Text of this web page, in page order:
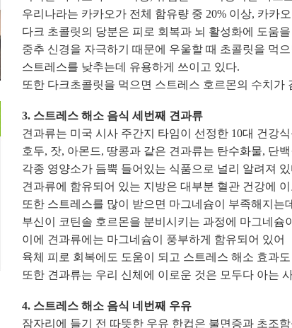
우리나라는 카카오가 전체 함유량 중 20% 이상, 카카
다크 초콜릿의 당분은 피로 회복과 뇌 활성화에 도움을
중추 신경을 자극하기 때문에 우울할 때 초콜릿을 먹으
스트레스를 낮추는데 유용하게 쓰이고 있다.
또한 다크초콜릿을 먹으면 스트레스 호르몬의 수치가
3. 스트레스 해소 음식 세번째 견과류
견과류는 미국 시사 주간지 타임이 선정한 10대 건강
호두, 잣, 아몬드, 땅콩과 같은 견과류는 탄수화물, 단
각종 영양소가 듬뿍 들어있는 식품으로 널리 알려져 있
견과류에 함유되어 있는 지방은 대부분 혈관 건강에
또한 스트레스를 많이 받으면 마그네슘이 부족해지는
부신이 코틴솔 호르몬을 분비시키는 과정에 마그네슘
이에 견과류에는 마그네슘이 풍부하게 함유되어 있어
육체 피로 회복에도 도움이 되고 스트레스 해소 효과
또한 견과류는 우리 신체에 이로운 것은 모두다 아는
4. 스트레스 해소 음식 네번째 우유
잠자리에 들기 전 따뜻한 우유 한컵은 불면증과 초조